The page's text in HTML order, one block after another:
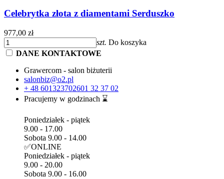
Celebrytka złota z diamentami Serduszko
977,00 zł
szt. Do koszyka
DANE KONTAKTOWE
Grawercom - salon biżuterii
salonbiz@o2.pl
+ 48 601323702601 32 37 02
Pracujemy w godzinach ⌛
Poniedziałek - piątek
9.00 - 17.00
Sobota 9.00 - 14.00
✅ONLINE
Poniedziałek - piątek
9.00 - 20.00
Sobota 9.00 - 16.00